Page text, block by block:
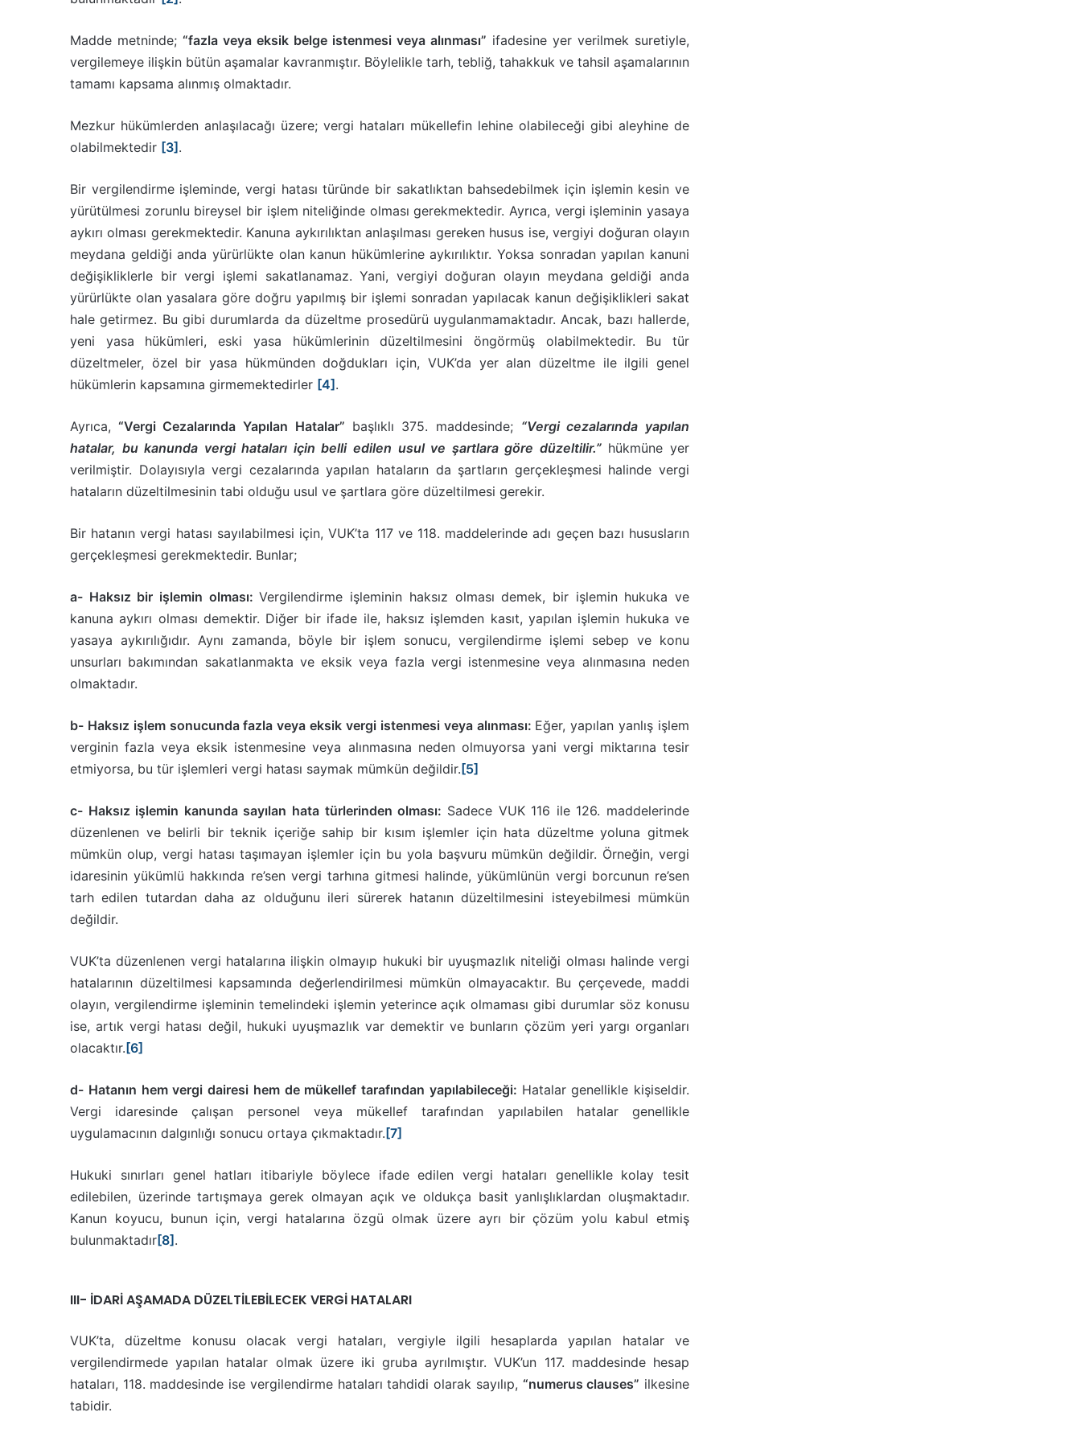
Madde metninde; “fazla veya eksik belge istenmesi veya alınması” ifadesine yer verilmek suretiyle,
vergilemeye ilişkin bütün aşamalar kavranmıştır. Böylelikle tarh, tebliğ, tahakkuk ve tahsil aşamalarının
tamamı kapsama alınmış olmaktadır.
Mezkur hükümlerden anlaşılacağı üzere; vergi hataları mükellefin lehine olabileceği gibi aleyhine de
olabilmektedir [3].
Bir vergilendirme işleminde, vergi hatası türünde bir sakatlıktan bahsedebilmek için işlemin kesin ve
yürütülmesi zorunlu bireysel bir işlem niteliğinde olması gerekmektedir. Ayrıca, vergi işleminin yasaya
aykırı olması gerekmektedir. Kanuna aykırılıktan anlaşılması gereken husus ise, vergiyi doğuran olayın
meydana geldiği anda yürürlükte olan kanun hükümlerine aykırılıktır. Yoksa sonradan yapılan kanuni
değişikliklerle bir vergi işlemi sakatlanamaz. Yani, vergiyi doğuran olayın meydana geldiği anda
yürürlükte olan yasalara göre doğru yapılmış bir işlemi sonradan yapılacak kanun değişiklikleri sakat
hale getirmez. Bu gibi durumlarda da düzeltme prosedürü uygulanmamaktadır. Ancak, bazı hallerde,
yeni yasa hükümleri, eski yasa hükümlerinin düzeltilmesini öngörmüş olabilmektedir. Bu tür
düzeltmeler, özel bir yasa hükmünden doğdukları için, VUK’da yer alan düzeltme ile ilgili genel
hükümlerin kapsamına girmemektedirler [4].
Ayrıca, “Vergi Cezalarında Yapılan Hatalar” başlıklı 375. maddesinde; “Vergi cezalarında yapılan
hatalar, bu kanunda vergi hataları için belli edilen usul ve şartlara göre düzeltilir.”hükmüne yer
verilmiştir. Dolayısıyla vergi cezalarında yapılan hataların da şartların gerçekleşmesi halinde vergi
hataların düzeltilmesinin tabi olduğu usul ve şartlara göre düzeltilmesi gerekir.
Bir hatanın vergi hatası sayılabilmesi için, VUK’ta 117 ve 118. maddelerinde adı geçen bazı hususların
gerçekleşmesi gerekmektedir. Bunlar;
a- Haksız bir işlemin olması:Vergilendirme işleminin haksız olması demek, bir işlemin hukuka ve
kanuna aykırı olması demektir. Diğer bir ifade ile, haksız işlemden kasıt, yapılan işlemin hukuka ve
yasaya aykırılığıdır. Aynı zamanda, böyle bir işlem sonucu, vergilendirme işlemi sebep ve konu
unsurları bakımından sakatlanmakta ve eksik veya fazla vergi istenmesine veya alınmasına neden
olmaktadır.
b- Haksız işlem sonucunda fazla veya eksik vergi istenmesi veya alınması: Eğer, yapılan yanlış işlem
verginin fazla veya eksik istenmesine veya alınmasına neden olmuyorsa yani vergi miktarına tesir
etmiyorsa, bu tür işlemleri vergi hatası saymak mümkün değildir.[5]
c- Haksız işlemin kanunda sayılan hata türlerinden olması: Sadece VUK 116 ile 126. maddelerinde
düzenlenen ve belirli bir teknik içeriğe sahip bir kısım işlemler için hata düzeltme yoluna gitmek
mümkün olup, vergi hatası taşımayan işlemler için bu yola başvuru mümkün değildir. Örneğin, vergi
idaresinin yükümlü hakkında re’sen vergi tarhına gitmesi halinde, yükümlünün vergi borcunun re’sen
tarh edilen tutardan daha az olduğunu ileri sürerek hatanın düzeltilmesini isteyebilmesi mümkün
değildir.
VUK’ta düzenlenen vergi hatalarına ilişkin olmayıp hukuki bir uyuşmazlık niteliği olması halinde vergi
hatalarının düzeltilmesi kapsamında değerlendirilmesi mümkün olmayacaktır. Bu çerçevede, maddi
olayın, vergilendirme işleminin temelindeki işlemin yeterince açık olmaması gibi durumlar söz konusu
ise, artık vergi hatası değil, hukuki uyuşmazlık var demektir ve bunların çözüm yeri yargı organları
olacaktır.[6]
d- Hatanın hem vergi dairesi hem de mükellef tarafından yapılabileceği: Hatalar genellikle kişiseldir.
Vergi idaresinde çalışan personel veya mükellef tarafından yapılabilen hatalar genellikle
uygulamacının dalgınlığı sonucu ortaya çıkmaktadır.[7]
Hukuki sınırları genel hatları itibariyle böylece ifade edilen vergi hataları genellikle kolay tesit
edilebilen, üzerinde tartışmaya gerek olmayan açık ve oldukça basit yanlışlıklardan oluşmaktadır.
Kanun koyucu, bunun için, vergi hatalarına özgü olmak üzere ayrı bir çözüm yolu kabul etmiş
bulunmaktadır[8].
III- İDARİ AŞAMADA DÜZELTİLEBİLECEK VERGİ HATALARI
VUK’ta, düzeltme konusu olacak vergi hataları, vergiyle ilgili hesaplarda yapılan hatalar ve
vergilendirmede yapılan hatalar olmak üzere iki gruba ayrılmıştır. VUK’un 117. maddesinde hesap
hataları, 118. maddesinde ise vergilendirme hataları tahdidi olarak sayılıp, “numerus clauses” ilkesine
tabidir.